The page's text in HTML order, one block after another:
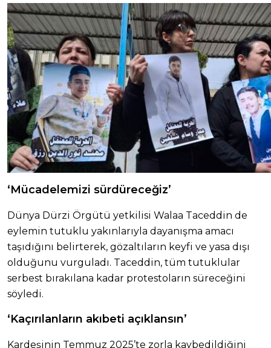
‘Mücadelemizi sürdüreceğiz’
Dünya Dürzi Örgütü yetkilisi Walaa Taceddin de
eylemin tutuklu yakınlarıyla dayanışma amacı
taşıdığını belirterek, gözaltıların keyfi ve yasa dışı
olduğunu vurguladı. Taceddin, tüm tutuklular
serbest bırakılana kadar protestoların süreceğini
söyledi.
‘Kaçırılanların akıbeti açıklansın’
Kardeşinin Temmuz 2025’te zorla kaybedildiğini